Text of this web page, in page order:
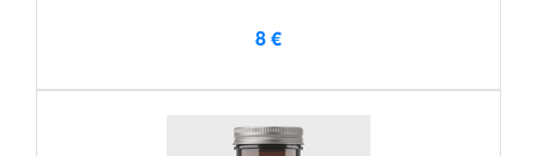
8 €